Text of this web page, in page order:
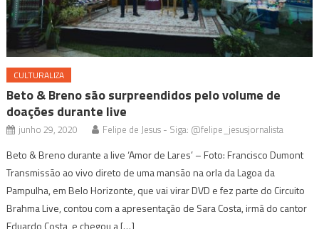
CULTURALIZA
Beto & Breno são surpreendidos pelo volume de
doações durante live
junho 29, 2020 Felipe de Jesus - Siga: @felipe_jesusjornalista
Beto & Breno durante a live ‘Amor de Lares’ – Foto: Francisco Dumont
Transmissão ao vivo direto de uma mansão na orla da Lagoa da
Pampulha, em Belo Horizonte, que vai virar DVD e fez parte do Circuito
Brahma Live, contou com a apresentação de Sara Costa, irmã do cantor
Eduardo Costa, e chegou a […]